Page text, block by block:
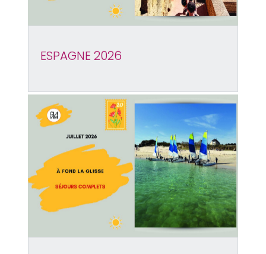
ESPAGNE 2026